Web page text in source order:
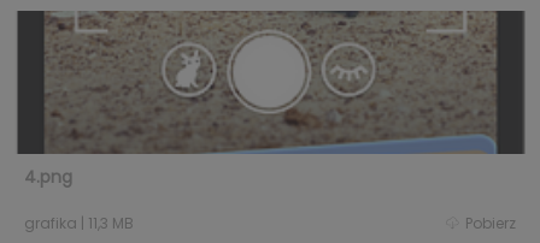
4.png
grafika 11,3 MB Pobierz